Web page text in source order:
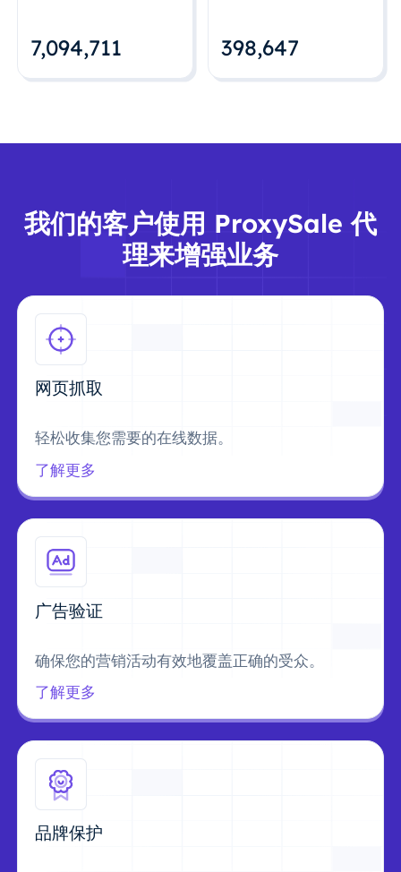
7,094,712 398,648
我们的客户使用 ProxySale 代
理来增强业务
网页抓取
轻松收集您需要的在线数据。
了解更多
广告验证
确保您的营销活动有效地覆盖正确的受众。
了解更多
品牌保护